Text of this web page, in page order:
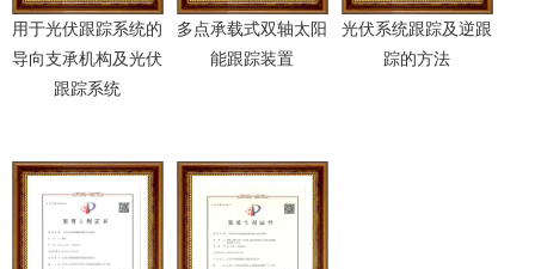
用于光伏跟踪系统的
导向支承机构及光伏
跟踪系统
多点承载式双轴太阳
能跟踪装置
光伏系统跟踪及逆跟
踪的方法